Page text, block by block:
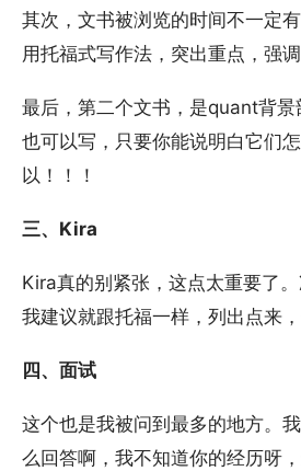
其次，文书被浏览的时间不一定
用托福式写作法，突出重点，强调
最后，第二个文书，是quant背
也可以写，只要你能说明白它们
以！！！
三、Kira
Kira真的别紧张，这点太重要了
我建议就跟托福一样，列出点来
四、面试
这个也是我被问到最多的地方。
么回答啊，我不知道你的经历呀